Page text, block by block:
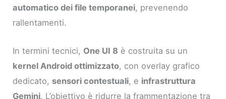
automatico dei file temporanei, prevenendo
rallentamenti.
In termini tecnici, One UI 8 è costruita su un
kernel Android ottimizzato, con overlay grafico
dedicato, sensori contestuali, e infrastruttura
Gemini. L’obiettivo è ridurre la frammentazione tra